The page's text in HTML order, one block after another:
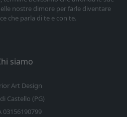
nostre dimore per farle diventare
che parla di te e con te.
siamo
Art Design
Castello (PG)
03156190799